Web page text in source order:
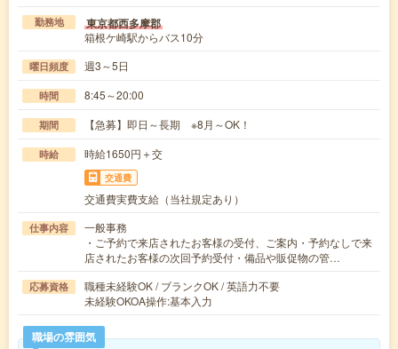
勤務地 東京都西多摩郡
箱根ケ崎駅からバス10分
曜日頻度 週3～5日
時間 8:45～20:00
期間 【急募】即日～長期 ※8月～OK！
時給 時給1650円＋交
交通費
交通費実費支給（当社規定あり）
仕事内容
一般事務
・ご予約で来店されたお客様の受付、ご案内・予約なしで来
店されたお客様の次回予約受付・備品や販促物の管…
応募資格
職種未経験OK / ブランクOK / 英語力不要
未経験OKOA操作:基本入力
職場の雰囲気